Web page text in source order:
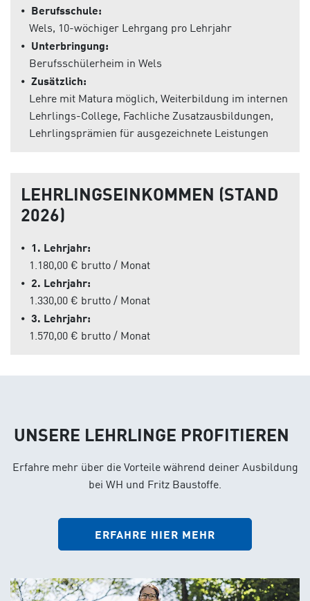
⦁ Berufsschule:
Wels, 10-wöchiger Lehrgang pro Lehrjahr
⦁ Unterbringung:
Berufsschülerheim in Wels
⦁ Zusätzlich:
Lehre mit Matura möglich, Weiterbildung im internen
Lehrlings-College, Fachliche Zusatzausbildungen,
Lehrlingsprämien für ausgezeichnete Leistungen
LEHRLINGSEINKOMMEN (STAND
2026)
⦁ 1. Lehrjahr:
1.180,00 € brutto / Monat
⦁ 2. Lehrjahr:
1.330,00 € brutto / Monat
⦁ 3. Lehrjahr:
1.570,00 € brutto / Monat
UNSERE LEHRLINGE PROFITIEREN
Erfahre mehr über die Vorteile während deiner Ausbildung
bei WH und Fritz Baustoffe.
ERFAHRE HIER MEHR